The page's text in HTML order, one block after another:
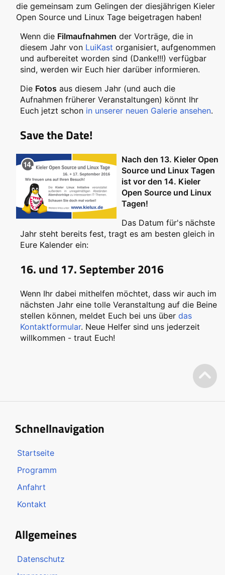
die gemeinsam zum Gelingen der diesjährigen Kieler
Open Source und Linux Tage beigetragen haben!
Wenn die Filmaufnahmen der Vorträge, die in
diesem Jahr von LuiKast organisiert, aufgenommen
und aufbereitet worden sind (Danke!!!) verfügbar
sind, werden wir Euch hier darüber informieren.
Die Fotos aus diesem Jahr (und auch die
Aufnahmen früherer Veranstaltungen) könnt Ihr
Euch jetzt schon in unserer neuen Galerie ansehen.
Save the Date!
Nach den 13. Kieler Open
Source und Linux Tagen
ist vor den 14. Kieler
Open Source und Linux
Tagen!
Das Datum für's nächste
Jahr steht bereits fest, tragt es am besten gleich in
Eure Kalender ein:
16. und 17. September 2016
Wenn Ihr dabei mithelfen möchtet, dass wir auch im
nächsten Jahr eine tolle Veranstaltung auf die Beine
stellen können, meldet Euch bei uns über das
Kontaktformular. Neue Helfer sind uns jederzeit
willkommen - traut Euch!
Schnellnavigation
Startseite
Programm
Anfahrt
Kontakt
Allgemeines
Datenschutz